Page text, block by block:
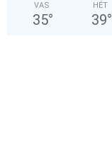
VAS
35°
HÉT
39°